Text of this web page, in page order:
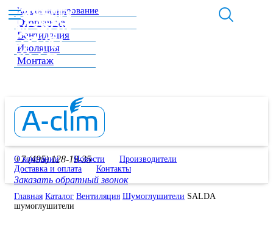
Кондиционирование
Отопление
Вентиляция
Изоляция
Монтаж
+7 (495) 128-19-35
Заказать обратный звонок
О компании Новости
Производители
Доставка и оплата
Контакты
Главная Каталог Вентиляция Шумоглушители SALDA
шумоглушители